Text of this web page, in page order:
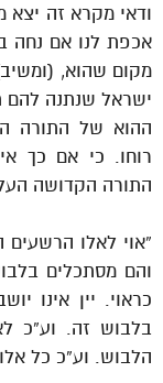
ודאי מקרא זה
אכפת לנו אם נחה
מקום שהוא,
ישראל שנתנה להם
ההוא של התורה
רוחו. כי אם כך
התורה הקדושה
“אוי לאלו
והם מסתכלים
כראוי. יין אינו
בלבוש זה. וע”כ
הלבוש. וע”כ כל